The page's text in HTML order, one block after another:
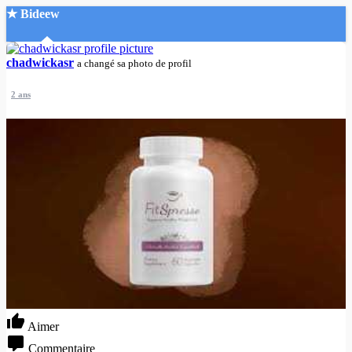
★ Bideew
Accueil
Recherche Avancée
Connexion
Créer un compte
Mode nuit
chadwickasr a changé sa photo de profil
2 ans
Aimer
Commentaire